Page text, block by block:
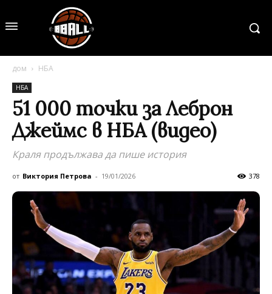
дом НБА
НБА
51 000 точки за Леброн
Джеймс в НБА (видео)
Краля продължава да пише история
от Виктория Петрова - 19/01/2026 378